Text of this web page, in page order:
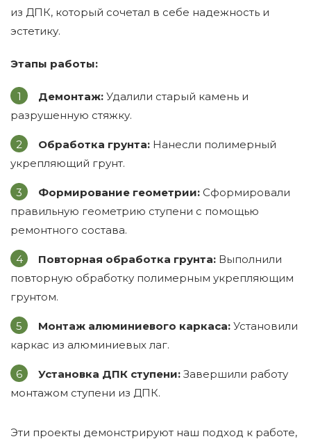
из ДПК, который сочетал в себе надежность и
эстетику.
Этапы работы:
Демонтаж: Удалили старый камень и
разрушенную стяжку.
Обработка грунта: Нанесли полимерный
укрепляющий грунт.
Формирование геометрии: Сформировали
правильную геометрию ступени с помощью
ремонтного состава.
Повторная обработка грунта: Выполнили
повторную обработку полимерным укрепляющим
грунтом.
Монтаж алюминиевого каркаса: Установили
каркас из алюминиевых лаг.
Установка ДПК ступени: Завершили работу
монтажом ступени из ДПК.
Эти проекты демонстрируют наш подход к работе,